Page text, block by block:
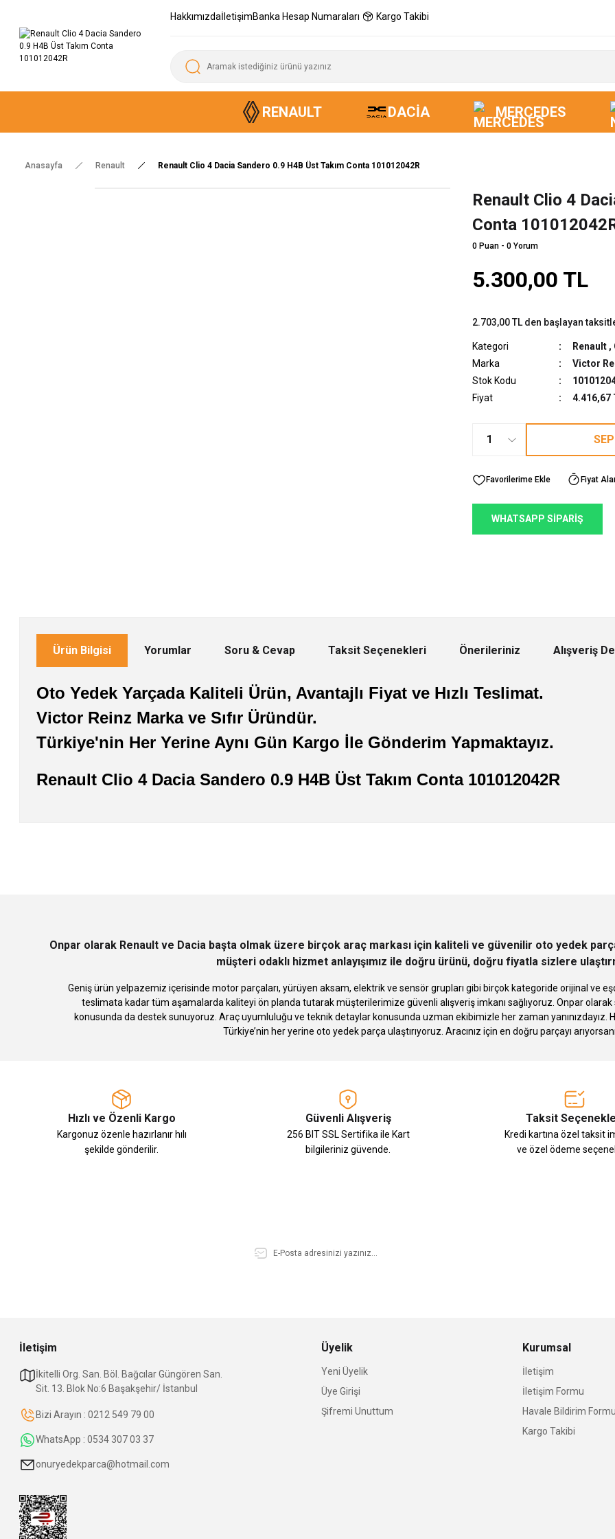
HakkımızdaİletişimBanka Hesap Numaraları Kargo Takibi
RENAULT DACIA MERCEDES
Anasayfa Renault Renault Clio 4 Dacia Sandero 0.9 H4B Üst Takım Conta 101012042R
Renault Clio 4
Conta
0 Puan - 0 Yorum
5.300,00 TL
2.703,00 TL den başlayan
Kategori Renault ,
Marka
Victor
Stok Kodu
Fiyat
4.416,67
Fiyat
WHATSAPP SİPARİŞ
Ürün Bilgisi Yorumlar Soru & Cevap Taksit Seçenekleri Önerileriniz Alışveriş
Oto Yedek Yarçada Kaliteli Ürün, Avantajlı Fiyat ve Hızlı Teslimat.
Victor Reinz Marka ve Sıfır Üründür.
Türkiye'nin Her Yerine Aynı Gün Kargo İle Gönderim Yapmaktayız.
Renault Clio 4 Dacia Sandero 0.9 H4B Üst Takım Conta 101012042R
Gönder
Onpar olarak Renault ve Dacia başta olmak üzere birçok araç markası için kaliteli ve güvenilir oto yedek
müşteri odaklı hizmet anlayışımız ile doğru ürünü, doğru fiyatla sizlere
Geniş ürün yelpazemiz içerisinde motor parçaları, yürüyen aksam, elektrik ve sensör grupları gibi birçok kategoride orijinal ve
teslimata kadar tüm aşamalarda kaliteyi ön planda tutarak müşterilerimize güvenli alışveriş imkanı sağlıyoruz. Onpar
konusunda da destek sunuyoruz. Araç uyumluluğu ve teknik detaylar konusunda uzman ekibimizle her zaman yanınızdayız.
Türkiye’nin her yerine oto yedek parça ulaştırıyoruz. Aracınız için en doğru parçayı
Hızlı ve Özenli Kargo
Kargonuz özenle hazırlanır hılı
şekilde gönderilir.
Güvenli Alışveriş
256 BIT SSL Sertifika ile Kart
bilgileriniz güvende.
Taksit
Kredi kartına özel taksit
ve özel ödeme
İletişim
İkitelli Org. San. Böl. Bağcılar Güngören San.
Sit. 13. Blok No:6 Başakşehir/ İstanbul
Bizi Arayın : 0212 549 79 00
WhatsApp : 0534 307 03 37
onuryedekparca@hotmail.com
Üyelik
Yeni Üyelik
Üye Girişi
Şifremi Unuttum
Kurumsal
İletişim
İletişim Formu
Havale Bildirim Formu
Kargo Takibi